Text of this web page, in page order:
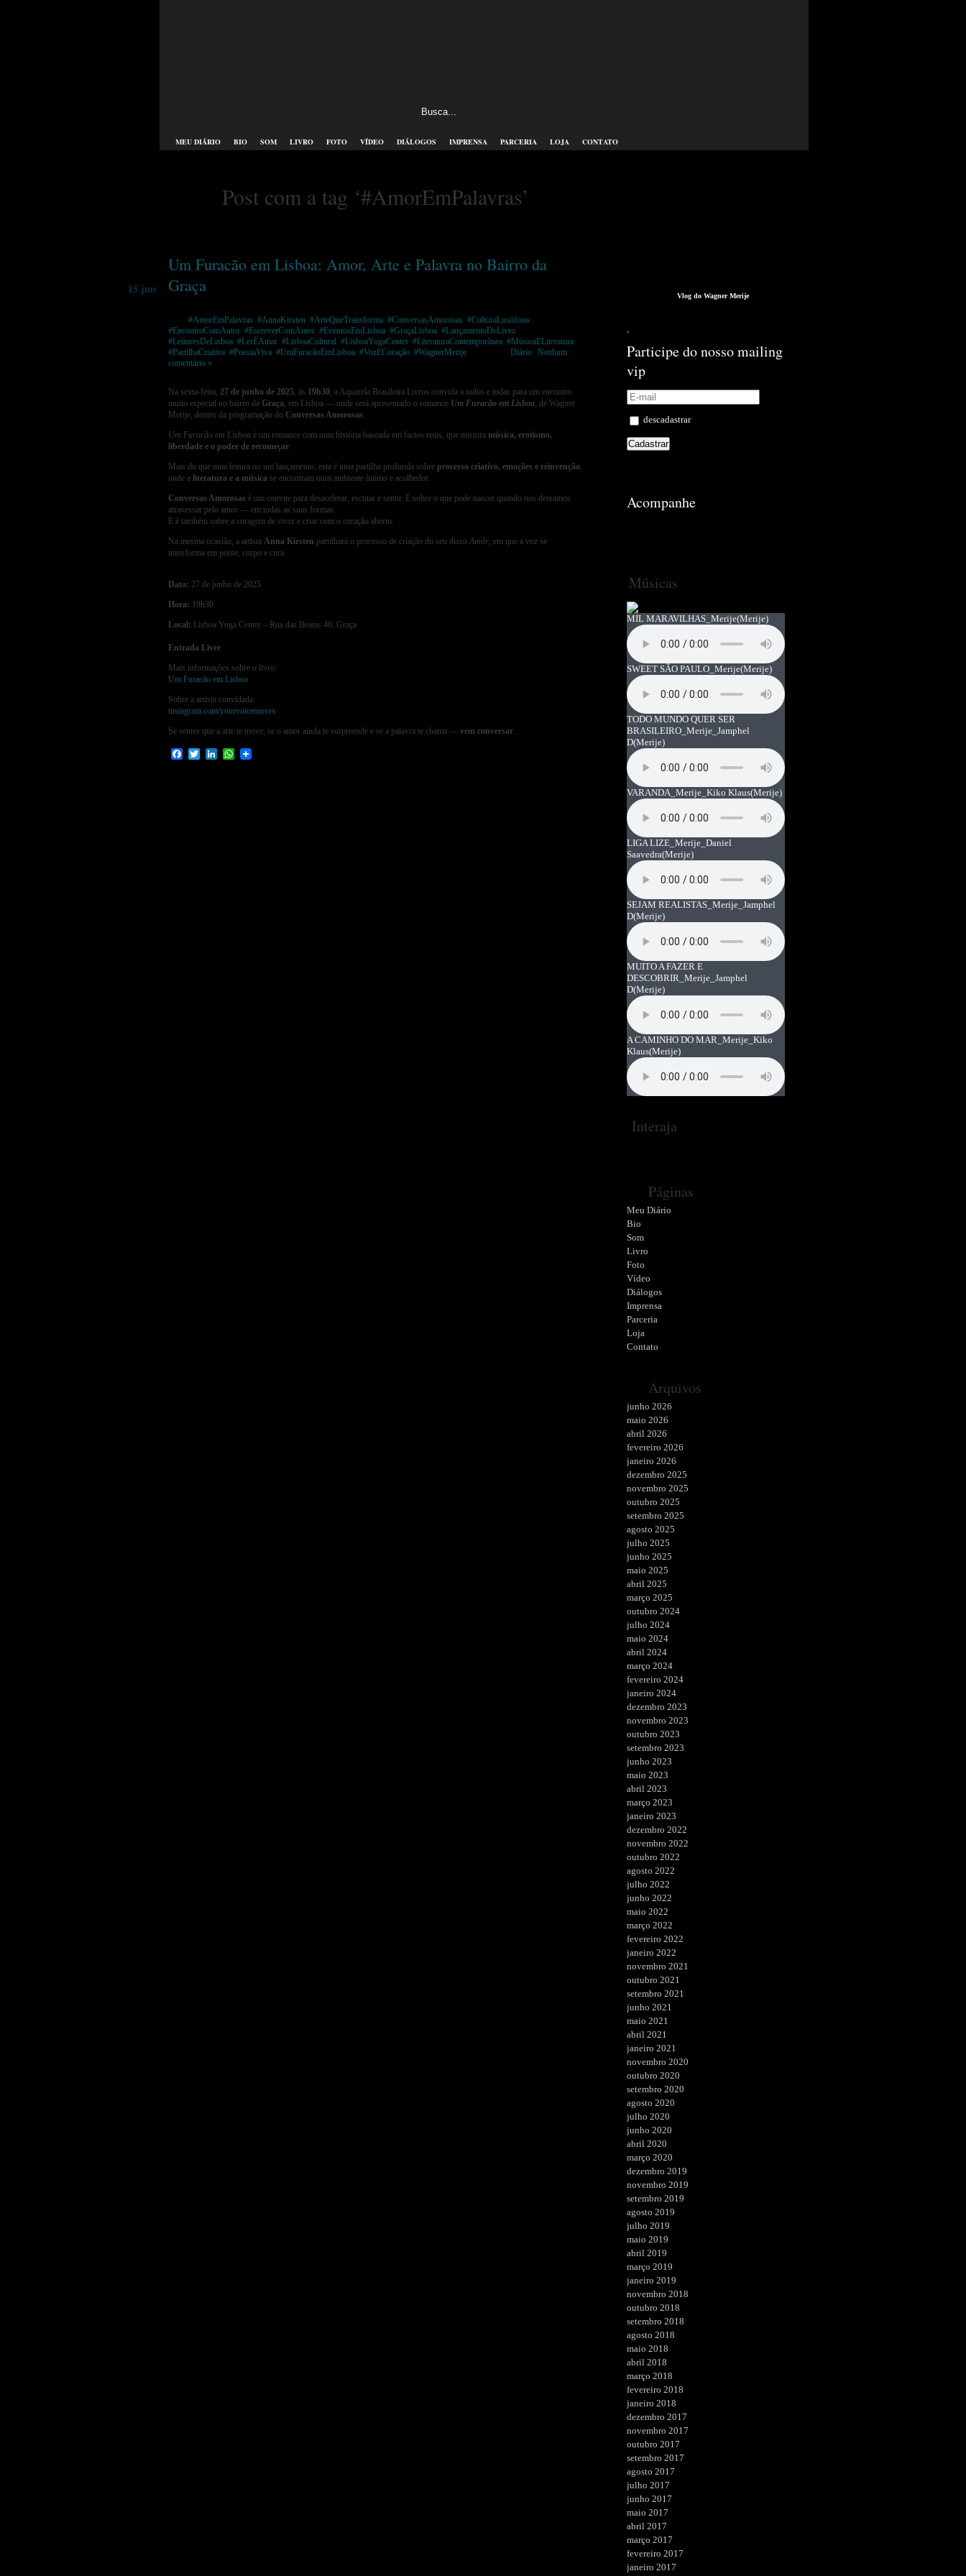
MEU DIÁRIO BIO SOM LIVRO FOTO VÍDEO DIÁLOGOS IMPRENSA PARCERIA LOJA CONTATO
Post com a tag ‘#AmorEmPalavras’
Um Furacão em Lisboa: Amor, Arte e Palavra no Bairro da
Graça
15 jun
#AmorEmPalavras #AnnaKirsten #ArteQueTransforma #ConversasAmorosas #CulturaLusófona
#EncontroComAutor #EscreverComAmor #EventosEmLisboa #GraçaLisboa #LançamentoDeLivro
#LeitoresDeLisboa #LerÉAmar #LisboaCultural #LisboaYogaCenter #LiteraturaContemporânea #MúsicaELiteratura
#PartilhaCriativa #PoesiaViva #UmFuracãoEmLisboa #VozECoração #WagnerMerije Diário Nenhum
comentário »
Na sexta-feira, 27 de junho de 2025, às 19h30, a Aquarela Brasileira Livros convida a todos e todas para um encontro
muito especial no bairro da Graça, em Lisboa — onde será apresentado o romance Um Furacão em Lisboa, de Wagner
Merije, dentro da programação do Conversas Amorosas.
Um Furacão em Lisboa é um romance com uma história baseada em factos reais, que mistura música, erotismo,
liberdade e o poder de recomeçar.
Mais do que uma leitura ou um lançamento, esta é uma partilha profunda sobre processo criativo, emoções e reinvenção,
onde a literatura e a música se encontram num ambiente íntimo e acolhedor.
Conversas Amorosas é um convite para desacelerar, escutar e sentir. É sobre o que pode nascer quando nos deixamos
atravessar pelo amor — em todas as suas formas.
E é também sobre a coragem de viver e criar com o coração aberto.
Na mesma ocasião, a artista Anna Kirsten partilhará o processo de criação do seu disco Amôr, em que a voz se
transforma em ponte, corpo e cura.
Data: 27 de junho de 2025
Hora: 19h30
Local: Lisboa Yoga Center – Rua das Beatas 40, Graça
Entrada Livre
Mais informações sobre o livro:
Um Furacão em Lisboa
Sobre a artista convidada:
instagram.com/yourvoicemoves
Se sentes que a arte te move, se o amor ainda te surpreende e se a palavra te chama — vem conversar.
Facebook
TwitterLinkedInWhatsApp
Vlog do Wagner Merije
Participe do nosso mailing
vip
descadastrar
Acompanhe
Músicas
MIL MARAVILHAS_Merije(Merije)
SWEET SÃO PAULO_Merije(Merije)
TODO MUNDO QUER SER
BRASILEIRO_Merije_Jamphel
D(Merije)
VARANDA_Merije_Kiko Klaus(Merije)
LIGA LIZE_Merije_Daniel
Saavedra(Merije)
SEJAM REALISTAS_Merije_Jamphel
D(Merije)
MUITO A FAZER E
DESCOBRIR_Merije_Jamphel
D(Merije)
A CAMINHO DO MAR_Merije_Kiko
Klaus(Merije)
Interaja
Páginas
Meu Diário
Bio
Som
Livro
Foto
Vídeo
Diálogos
Imprensa
Parceria
Loja
Contato
Arquivos
junho 2026
maio 2026
abril 2026
fevereiro 2026
janeiro 2026
dezembro 2025
novembro 2025
outubro 2025
setembro 2025
agosto 2025
julho 2025
junho 2025
maio 2025
abril 2025
março 2025
outubro 2024
julho 2024
maio 2024
abril 2024
março 2024
fevereiro 2024
janeiro 2024
dezembro 2023
novembro 2023
outubro 2023
setembro 2023
junho 2023
maio 2023
abril 2023
março 2023
janeiro 2023
dezembro 2022
novembro 2022
outubro 2022
agosto 2022
julho 2022
junho 2022
maio 2022
março 2022
fevereiro 2022
janeiro 2022
novembro 2021
outubro 2021
setembro 2021
junho 2021
maio 2021
abril 2021
janeiro 2021
novembro 2020
outubro 2020
setembro 2020
agosto 2020
julho 2020
junho 2020
abril 2020
março 2020
dezembro 2019
novembro 2019
setembro 2019
agosto 2019
julho 2019
maio 2019
abril 2019
março 2019
janeiro 2019
novembro 2018
outubro 2018
setembro 2018
agosto 2018
maio 2018
abril 2018
março 2018
fevereiro 2018
janeiro 2018
dezembro 2017
novembro 2017
outubro 2017
setembro 2017
agosto 2017
julho 2017
junho 2017
maio 2017
abril 2017
março 2017
fevereiro 2017
janeiro 2017